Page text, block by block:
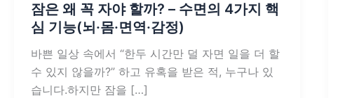
잠은 왜 꼭 자야 할까? – 수면의 4가지 핵
심 기능(뇌·몸·면역·감정)
바쁜 일상 속에서 “한두 시간만 덜 자면 일을 더 할
수 있지 않을까?” 하고 유혹을 받은 적, 누구나 있
습니다.하지만 잠을 […]